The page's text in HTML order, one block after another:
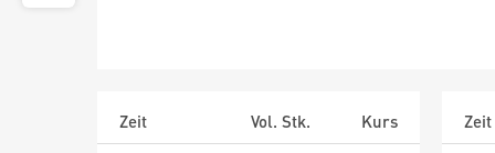
Zeit Vol. Stk.
Kurs
Zeit